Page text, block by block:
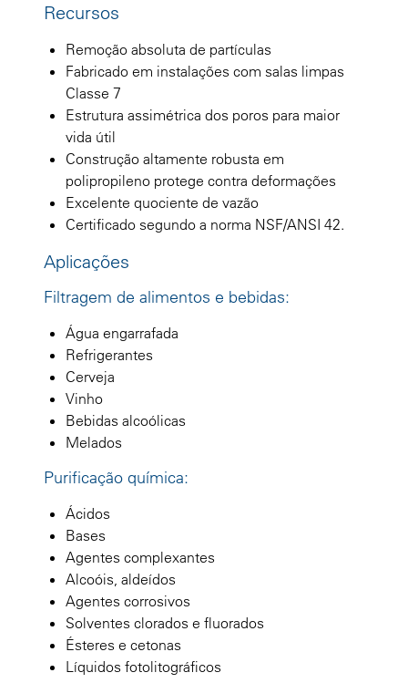
Recursos
Remoção absoluta de partículas
Fabricado em instalações com salas limpas
Classe 7
Estrutura assimétrica dos poros para maior
vida útil
Construção altamente robusta em
polipropileno protege contra deformações
Excelente quociente de vazão
Certificado segundo a norma NSF/ANSI 42.
Aplicações
Filtragem de alimentos e bebidas:
Água engarrafada
Refrigerantes
Cerveja
Vinho
Bebidas alcoólicas
Melados
Purificação química:
Ácidos
Bases
Agentes complexantes
Alcoóis, aldeídos
Agentes corrosivos
Solventes clorados e fluorados
Ésteres e cetonas
Líquidos fotolitográficos